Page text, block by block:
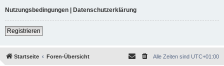
Nutzungsbedingungen | Datenschutzerklärung
Registrieren
Startseite Foren-Übersicht Alle Zeiten sind UTC+01:00